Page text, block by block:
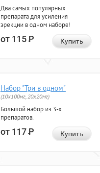
Два самых популярных
препарата для усиления
эрекции в одном наборе!
от 115Р Купить
Набор "Три в одном"
(10x100мг, 20x20мг)
Большой набор из 3-х
препаратов.
от 117Р Купить